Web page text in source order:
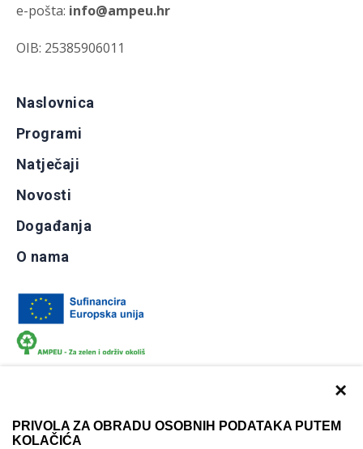
×
PRIVOLA ZA OBRADU OSOBNIH PODATAKA PUTEM
KOLAČIĆA
e-pošta: info@ampeu.hr
OIB: 25385906011
Naslovnica
Programi
Natječaji
Novosti
Događanja
O nama